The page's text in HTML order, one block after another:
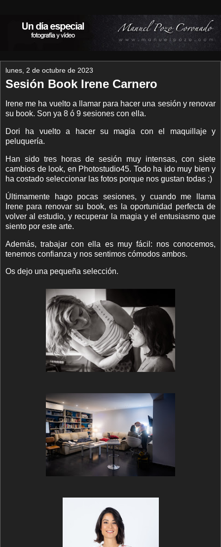
lunes, 2 de octubre de 2023
Sesión Book Irene Carnero
Irene me ha vuelto a llamar para hacer una sesión y renovar
su book. Son ya 8 ó 9 sesiones con ella.
Dori ha vuelto a hacer su magia con el maquillaje y
peluquería.
Han sido tres horas de sesión muy intensas, con siete
cambios de look, en Photostudio45. Todo ha ido muy bien y
ha costado seleccionar las fotos porque nos gustan todas :)
Últimamente hago pocas sesiones, y cuando me llama
Irene para renovar su book, es la oportunidad perfecta de
volver al estudio, y recuperar la magia y el entusiasmo que
siento por este arte.
Además, trabajar con ella es muy fácil: nos conocemos,
tenemos confianza y nos sentimos cómodos ambos.
Os dejo una pequeña selección.